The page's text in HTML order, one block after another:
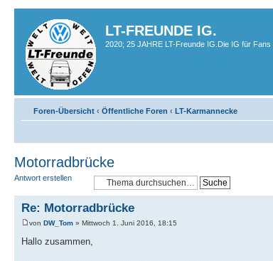
LT-FREUNDE IG.
2020; 25 JAHRE LT-Freunde IG.Die IG für
Foren-Übersicht ‹ Öffentliche Foren ‹ LT-Karmannecke
Motorradbrücke
Antwort erstellen
Re: Motorradbrücke
von DW_Tom » Mittwoch 1. Juni 2016, 18:15
Hallo zusammen,